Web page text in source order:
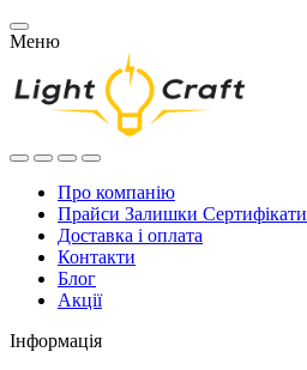
Меню
Про компанію
Прайси Залишки Сертифікати
Доставка і оплата
Контакти
Блог
Акції
Інформація